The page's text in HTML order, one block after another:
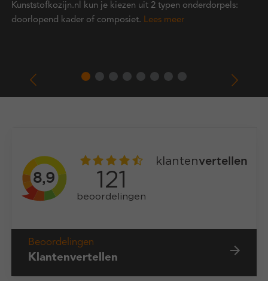
Kunststofkozijn.nl kun je kiezen uit 2 typen onderdorpels:
doorlopend kader of composiet. Lees meer
Beoordelingen
Klantenvertellen